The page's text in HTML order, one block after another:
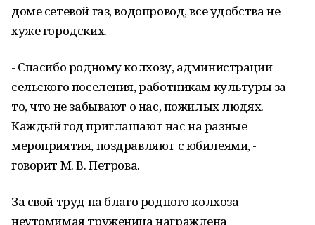
доме сетевой газ, водопровод, все удобства не
хуже городских.
- Спасибо родному колхозу, администрации
сельского поселения, работникам культуры за
то, что не забывают о нас, пожилых людях.
Каждый год приглашают нас на разные
мероприятия, поздравляют с юбилеями, -
говорит М. В. Петрова.
За свой труд на благо родного колхоза
неутомимая труженица награждена